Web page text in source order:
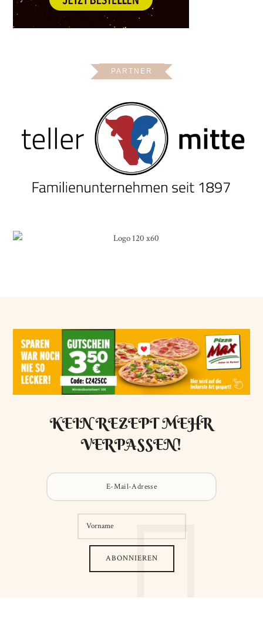
PARTNER
KEIN REZEPT MEHR
VERPASSEN!